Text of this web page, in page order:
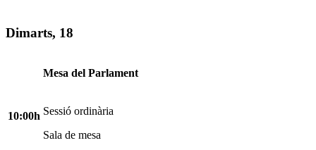
Dimarts, 18
10:00h
Mesa del Parlament
Sessió ordinària
Sala de mesa